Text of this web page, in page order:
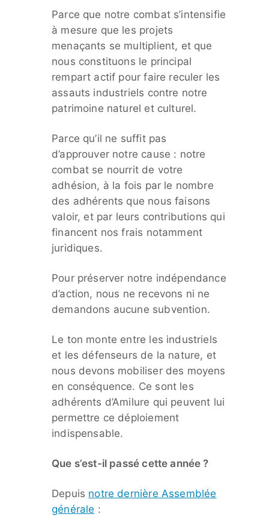
Parce que notre combat s’intensifie
à mesure que les projets
menaçants se multiplient, et que
nous constituons le principal
rempart actif pour faire reculer les
assauts industriels contre notre
patrimoine naturel et culturel.
Parce qu’il ne suffit pas
d’approuver notre cause : notre
combat se nourrit de votre
adhésion, à la fois par le nombre
des adhérents que nous faisons
valoir, et par leurs contributions qui
financent nos frais notamment
juridiques.
Pour préserver notre indépendance
d’action, nous ne recevons ni ne
demandons aucune subvention.
Le ton monte entre les industriels
et les défenseurs de la nature, et
nous devons mobiliser des moyens
en conséquence. Ce sont les
adhérents d’Amilure qui peuvent lui
permettre ce déploiement
indispensable.
Que s’est-il passé cette année ?
Depuis notre dernière Assemblée
générale :